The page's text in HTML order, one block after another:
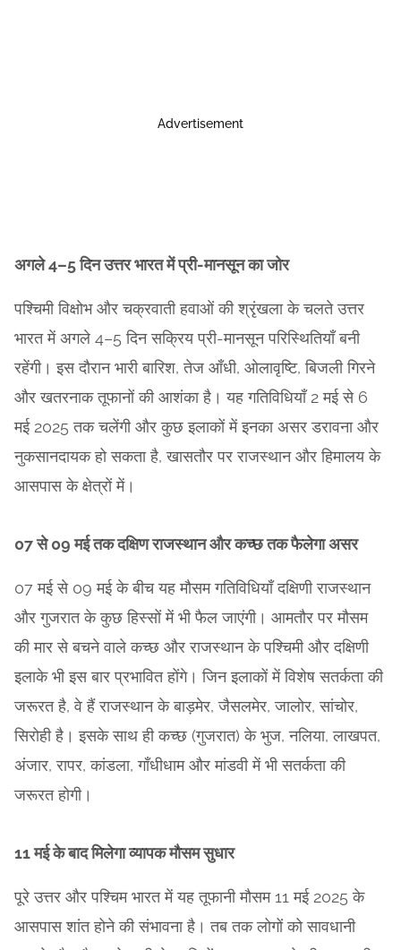
Advertisement
अगले 4–5 दिन उत्तर भारत में प्री-मानसून का जोर
पश्चिमी विक्षोभ और चक्रवाती हवाओं की श्रृंखला के चलते उत्तर
भारत में अगले 4–5 दिन सक्रिय प्री-मानसून परिस्थितियाँ बनी
रहेंगी। इस दौरान भारी बारिश, तेज आँधी, ओलावृष्टि, बिजली गिरने
और खतरनाक तूफानों की आशंका है। यह गतिविधियाँ 2 मई से 6
मई 2025 तक चलेंगी और कुछ इलाकों में इनका असर डरावना और
नुकसानदायक हो सकता है, खासतौर पर राजस्थान और हिमालय के
आसपास के क्षेत्रों में।
07 से 09 मई तक दक्षिण राजस्थान और कच्छ तक फैलेगा असर
07 मई से 09 मई के बीच यह मौसम गतिविधियाँ दक्षिणी राजस्थान
और गुजरात के कुछ हिस्सों में भी फैल जाएंगी। आमतौर पर मौसम
की मार से बचने वाले कच्छ और राजस्थान के पश्चिमी और दक्षिणी
इलाके भी इस बार प्रभावित होंगे। जिन इलाकों में विशेष सतर्कता की
जरूरत है, वे हैं राजस्थान के बाड़मेर, जैसलमेर, जालोर, सांचोर,
सिरोही है। इसके साथ ही कच्छ (गुजरात) के भुज, नलिया, लाखपत,
अंजार, रापर, कांडला, गाँधीधाम और मांडवी में भी सतर्कता की
जरूरत होगी।
11 मई के बाद मिलेगा व्यापक मौसम सुधार
पूरे उत्तर और पश्चिम भारत में यह तूफानी मौसम 11 मई 2025 के
आसपास शांत होने की संभावना है। तब तक लोगों को सावधानी